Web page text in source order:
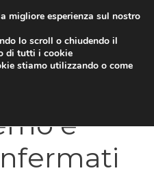
Move
e
migliore esperienza sul nostro
lo scroll o chiudendo il
di tutti i cookie
stiamo utilizzando o come